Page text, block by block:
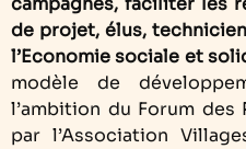
de projet, élus,
l’Economie sociale et
modèle de
l’ambition du Forum
par l’Association